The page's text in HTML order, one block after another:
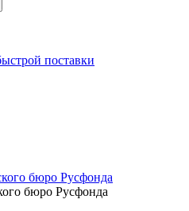
поставки
бюро Русфонда